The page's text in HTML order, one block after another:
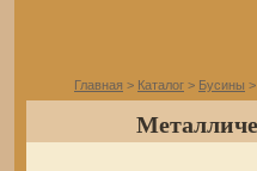
Главная > Каталог > Бусины